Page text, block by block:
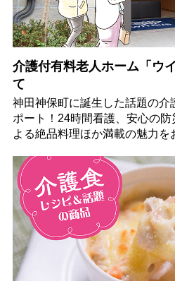
介護付有料老人ホーム「ウ
て
神田神保町に誕生した話題の介
ポート！24時間看護、安心の
よる絶品料理ほか満載の魅力を